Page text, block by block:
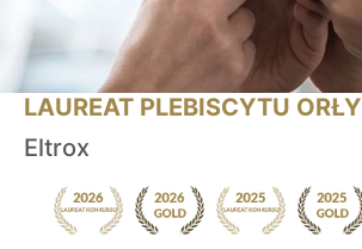
LAUREAT PLEBISCYTU ORŁY
Eltrox